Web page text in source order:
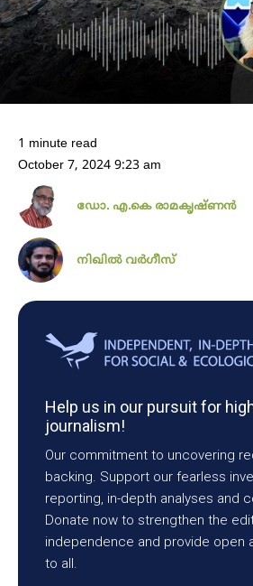
1 minute read
October 7, 2024 9:23 am
ഡോ. എ.കെ രാമകൃഷ്ണന്‍
നിഖില്‍ വര്‍ഗീസ്‌
Help us in our pursuit for
journalism!
Our commitment to uncovering
backing. Support our fearless
reporting, in-depth analyses and
Donate now to strengthen the
independence and provide open
to all.